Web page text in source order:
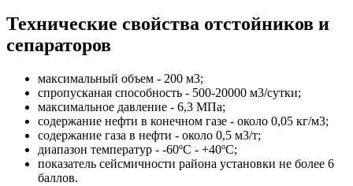
Технические свойства отстойников и
сепараторов
максимальный объем - 200 м3;
спропусканая способность - 500-20000 м3/сутки;
максимальное давление - 6,3 МПа;
содержание нефти в конечном газе - около 0,05 кг/м3;
содержание газа в нефти - около 0,5 м3/т;
диапазон температур - -60ºС - +40ºС;
показатель сейсмичности района установки не более 6
баллов.